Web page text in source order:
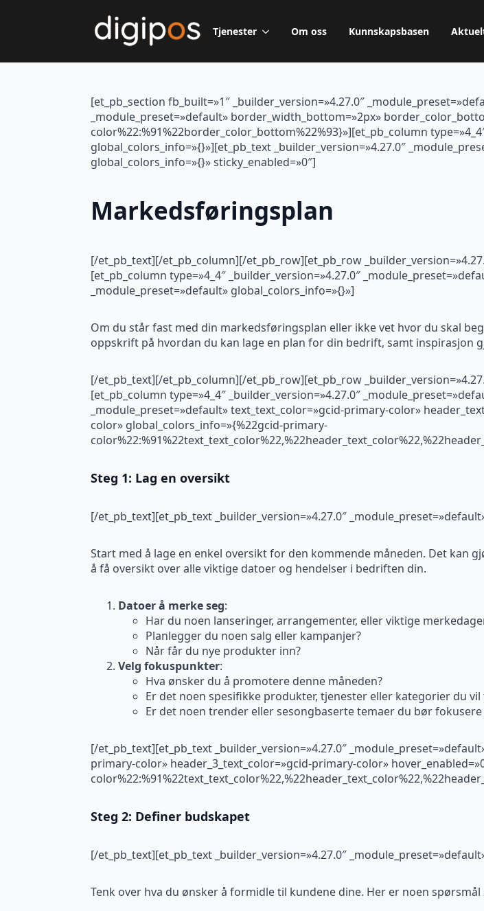
Tjenester Om oss Kunnskapsbasen
[et_pb_section fb_built=»1″ _builder_version=»4.27.0″
_module_preset=»default» border_width_bottom=»2px»
color%22:%91%22border_color_bottom%22%93}»][et_pb_column
global_colors_info=»{}»][et_pb_text _builder_version=»4.27.0″
global_colors_info=»{}» sticky_enabled=»0″]
Markedsføringsplan
[/et_pb_text][/et_pb_column][/et_pb_row][et_pb_row
[et_pb_column type=»4_4″ _builder_version=»4.27.0″
_module_preset=»default» global_colors_info=»{}»]
Om du står fast med din markedsføringsplan eller ikke vet hvor du skal
oppskrift på hvordan du kan lage en plan for din bedrift, samt inspirasjon
[/et_pb_text][/et_pb_column][/et_pb_row][et_pb_row
[et_pb_column type=»4_4″ _builder_version=»4.27.0″
_module_preset=»default» text_text_color=»gcid-primary-color»
color» global_colors_info=»{%22gcid-primary-
Steg 1: Lag en oversikt
[/et_pb_text][et_pb_text _builder_version=»4.27.0″
Start med å lage en enkel oversikt for den kommende måneden. Det kan
å få oversikt over alle viktige datoer og hendelser i bedriften din.
Datoer å merke seg:
Har du noen lanseringer, arrangementer, eller viktige
Planlegger du noen salg eller kampanjer?
Når får du nye produkter inn?
Velg fokuspunkter:
Hva ønsker du å promotere denne måneden?
Er det noen spesifikke produkter, tjenester eller kategorier du
Er det noen trender eller sesongbaserte temaer du bør fokusere
[/et_pb_text][et_pb_text _builder_version=»4.27.0″
primary-color» header_3_text_color=»gcid-primary-color»
Steg 2: Definer budskapet
[/et_pb_text][et_pb_text _builder_version=»4.27.0″
Tenk over hva du ønsker å formidle til kundene dine. Her er noen